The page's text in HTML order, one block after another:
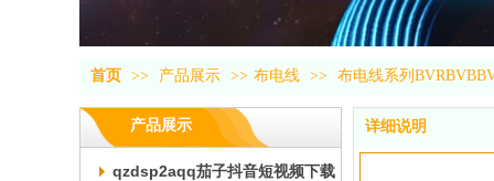
首页 >> 产品展示 >> 布电线 >> 布电线系列
产品展示
qzdsp2aqq茄子抖音短视频下载交联pb1app富二代抖
详细说明